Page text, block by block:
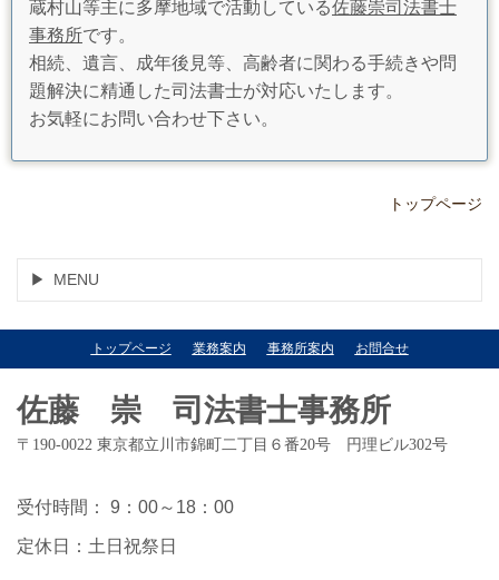
蔵村山等主に多摩地域で活動している佐藤崇司法書士
事務所です。
相続、遺言、成年後見等、高齢者に関わる手続きや問
題解決に精通した司法書士が対応いたします。
お気軽にお問い合わせ下さい。
トップページ
MENU
トップページ 業務案内 事務所案内 お問合せ
佐藤 崇 司法書士事務所
〒190-0022 東京都立川市錦町二丁目６番20号 円理ビル302号
受付時間： 9：00～18：00
定休日：土日祝祭日